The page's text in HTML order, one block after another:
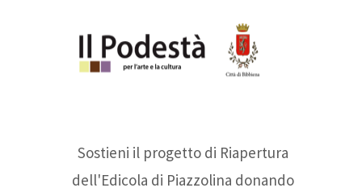
Sostieni il progetto di Riapertura
dell'Edicola di Piazzolina donando